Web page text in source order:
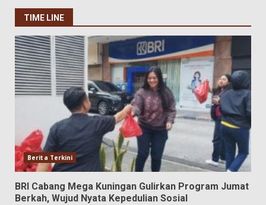
TIME LINE
Berita Terkini
BRI Cabang Mega Kuningan Gulirkan Program Jumat
Berkah, Wujud Nyata Kepedulian Sosial